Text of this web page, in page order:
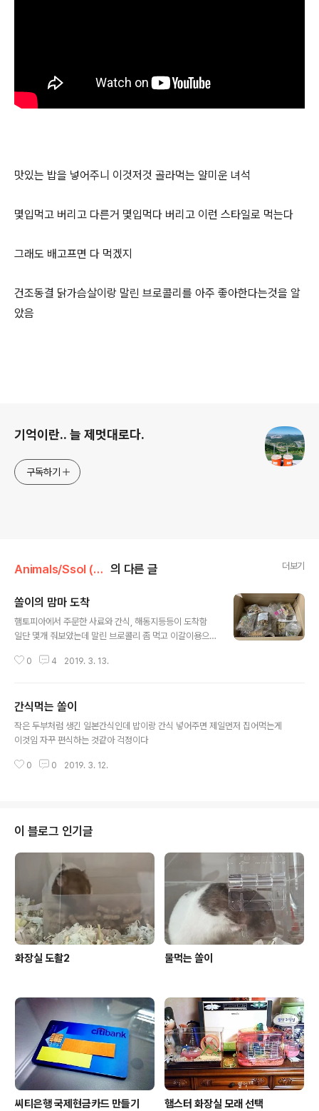
맛있는 밥을 넣어주니 이것저것 골라먹는 얄미운 녀석
몇입먹고 버리고 다른거 몇입먹다 버리고 이런 스타일로 먹는다
그래도 배고프면 다 먹겠지
건조동결 닭가슴살이랑 말린 브로콜리를 아주 좋아한다는것을 알
았음
기억이란.. 늘 제멋대로다.
구독하기
Animals/Ssol (19.02.28~20.04.01 ) 의 다른 글 더보기
쏠이의 맘마 도착
햄토피아에서 주문한 사료와 간식, 해동지등등이 도착함
일단 몇개 줘보았는데 말린 브로콜리 좀 먹고 이갈이용으
어서 이번엔 할란으로 사은품 받았는데 왠지 안먹을듯. 잘
에 내일 전화해봐야겠다 동영상은 웜지스 뜯는 쏠 ㅎㅎ글
구 몸무게를 재보니 142g이다. 적게 나가는 몸무게는 아
닌듯 ​​
0 4 2019. 3. 13.
간식먹는 쏠이
작은 두부처럼 생긴 일본간식인데 밥이랑 간식 넣어주면 제일먼저 집어먹는게
이것임 자꾸 편식하는 것같아 걱정이다
0 0 2019. 3. 12.
이 블로그 인기글
화장실 도촬2 물먹는 쏠이
씨티은행 국제현금카드 만들기 햄스터 화장실 모래 선택